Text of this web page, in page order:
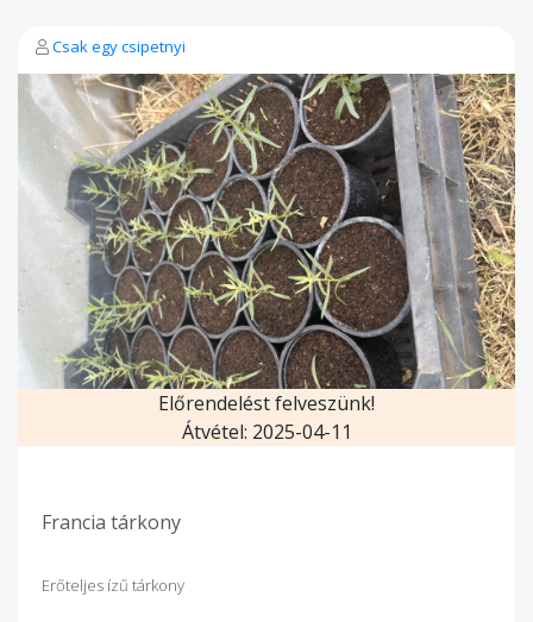
Csak egy csipetnyi
Előrendelést felveszünk!
Átvétel: 2025-04-11
Francia tárkony
Erőteljes ízű tárkony